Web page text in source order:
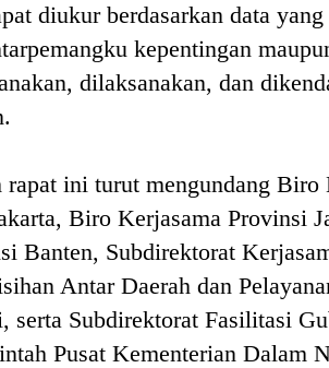
diukur berdasarkan data
kepentingan
dilaksanakan, dan
rapat ini turut mengundang Biro
Biro Kerjasama Provinsi
Banten, Subdirektorat
Antar Daerah dan
serta Subdirektorat Fasilitasi
Pusat Kementerian Dalam